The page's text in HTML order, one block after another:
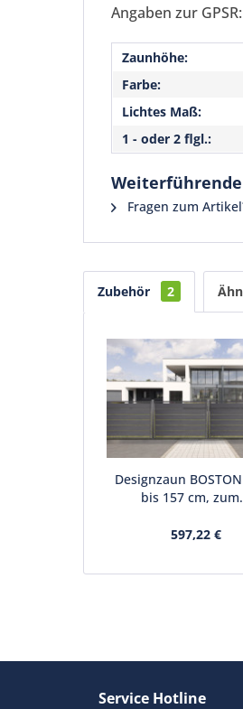
Angaben zur
Zaunhöhe:
Farbe:
Lichtes Maß:
1 - oder 2 flgl.:
Weiterführende
Fragen zum
Zubehör 2
Designzaun
bis 157 cm,
597,22 €
Service Hotline